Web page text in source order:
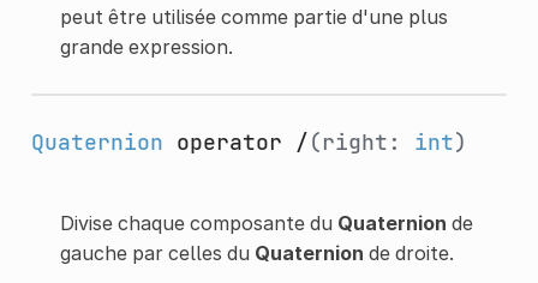
peut être utilisée comme partie d'une plus
grande expression.
Quaternion operator /(right: int)
Divise chaque composante du Quaternion de
gauche par celles du Quaternion de droite.